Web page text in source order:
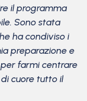
il programma
Sono stata
ha condiviso i
preparazione e
farmi centrare
cuore tutto il